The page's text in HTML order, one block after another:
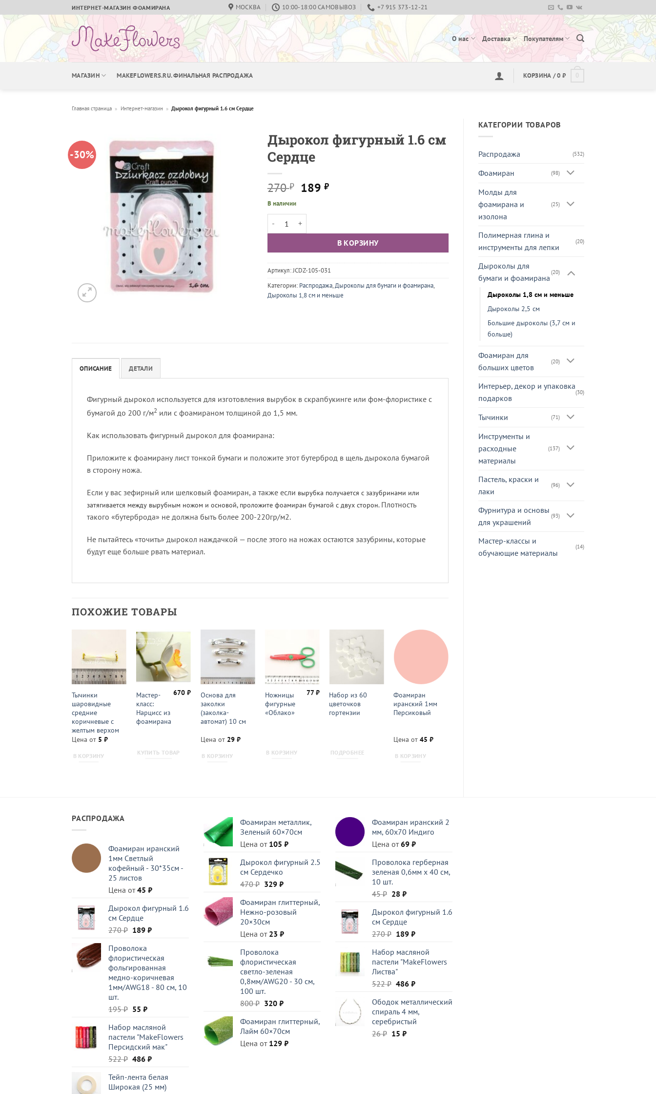
to
content
ИНТЕРНЕТ-МАГАЗИН ФОАМИРАНА МОСКВА 10:00-18:00 САМОВЫВОЗ +7 915 373-12-21
О нас Доставка Покупателям
МАГАЗИН MAKEFLOWERS.RU. ФИНАЛЬНАЯ РАСПРОДАЖА КОРЗИНА /0 ₽
Главная страница » Интернет-магазин » Дырокол фигурный 1.6 см Сердце
КАТЕГОРИИ ТОВАРОВ
Распродажа (532)
Фоамиран (98)
Молды для
фоамирана и
изолона
(25)
Полимерная глина и
инструменты для лепки
(20)
Дыроколы для
бумаги и фоамирана
(20)
Дыроколы 1,8 см и меньше
Дыроколы 2,5 см
Большие дыроколы (3,7 см и
больше)
Фоамиран для
больших цветов
(20)
Интерьер, декор и упаковка
подарков
(30)
Тычинки (71)
Инструменты и
расходные
материалы
(137)
Пастель, краски и
лаки
(96)
Фурнитура и основы
для украшений
(93)
Мастер-классы и
обучающие материалы
(14)
-30%
Дырокол фигурный 1.6 см
Сердце
270₽ Первоначальная
составляла
270 ₽.
189 ₽Текущая
В наличии
В КОРЗИНУ
Артикул:JCDZ-105-031
Категории: Распродажа,Дыроколы для бумаги и фоамирана,
Дыроколы 1,8 см и меньше
ОПИСАНИЕ ДЕТАЛИ
Фигурный дырокол используется для изготовления вырубок в скрапбукинге или фом-флористике с
бумагой до 200 г/м2 или с фоамираном толщиной до 1,5 мм.
Как использовать фигурный дырокол для фоамирана:
Приложите к фоамирану лист тонкой бумаги и положите этот бутерброд в щель дырокола бумагой
в сторону ножа.
Если у вас зефирный или шелковый фоамиран, а также если вырубка получается с зазубринами или
затягивается между вырубным ножом и основой, проложите фоамиран бумагой с двух сторон. Плотность
такого «бутерброда» не должна быть более 200-220гр/м2.
Не пытайтесь «точить» дырокол наждачкой — после этого на ножах остаются зазубрины, которые
будут еще больше рвать материал.
ПОХОЖИЕ ТОВАРЫ
Тычинки
шаровидные
средние
коричневые с
желтым верхом
Цена от 5 ₽
В КОРЗИНУ
Мастер-
класс:
Нарцисс из
фоамирана
670₽
КУПИТЬ ТОВАР
Основа для
заколки
(заколка-
автомат) 10 см
Цена от 29 ₽
В КОРЗИНУ
Ножницы
фигурные
«Облако»
77₽
В КОРЗИНУ
Набор из 60
цветочков
гортензии
ПОДРОБНЕЕ
Фоамиран
иранский 1мм
Персиковый
Цена от45₽
В КОРЗИНУ
РАСПРОДАЖА
Фоамиран иранский
1мм Светлый
кофейный - 30*35см -
25 листов
Цена от45 ₽
Дырокол фигурный 1.6
см Сердце
270₽ Первоначальная
составляла
270 ₽.
189 ₽Текущая
Проволока
флористическая
фольгированная
медно-коричневая
1мм/AWG18 - 80 см, 10
шт.
195₽ Первоначальная
составляла
195 ₽.
55 ₽Текущая
55 ₽.
Набор масляной
пастели "MakeFlowers
Персидский мак"
522₽ Первоначальная
составляла
522 ₽.
486 ₽Текущая
486 ₽.
Тейп-лента белая
Широкая (25 мм)
Фоамиран металлик,
Зеленый 60×70см
Цена от 105 ₽
Дырокол фигурный 2.5
см Сердечко
470₽ Первоначальная
составляла
470 ₽.
329 ₽Текущая
329 ₽.
Фоамиран глиттерный,
Нежно-розовый
20×30см
Цена от 23 ₽
Проволока
флористическая
светло-зеленая
0,8мм/AWG20 - 30 см,
100 шт.
800₽ Первоначальная
составляла
800 ₽.
320 ₽Текущая
320 ₽.
Фоамиран глиттерный,
Лайм 60×70см
Цена от 129 ₽
Фоамиран иранский 2
мм, 60х70 Индиго
Цена от69 ₽
Проволока герберная
зеленая 0,6мм x 40 см,
10 шт.
45₽ Первоначальная
составляла
45 ₽.
28 ₽Текущая
28 ₽.
Дырокол фигурный 1.6
см Сердце
270₽ Первоначальная
составляла
270 ₽.
189 ₽Текущая
189 ₽.
Набор масляной
пастели "MakeFlowers
Листва"
522₽ Первоначальная
составляла
522 ₽.
486 ₽Текущая
486 ₽.
Ободок металлический
спираль 4 мм,
серебристый
26₽ Первоначальная
15 ₽Текущая